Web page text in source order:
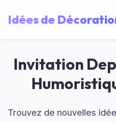
Idées de
Invitation
Trouvez de nouvelles